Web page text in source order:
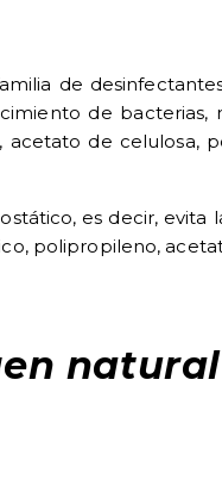
de
de bacterias,
de celulosa,
es decir,
polipropileno,
natural